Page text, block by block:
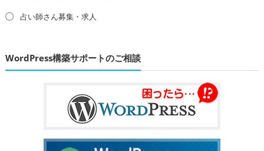
占い師さん募集・求人
WordPress構築サポートのご相談